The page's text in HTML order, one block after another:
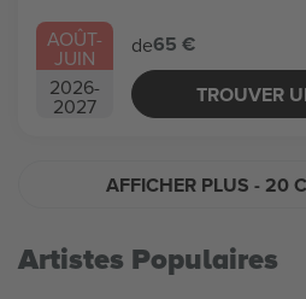
AOÛT-
JUIN
2026-
2027
de65 €
TROUVER
AFFICHER PLUS - 20
Artistes Populaires